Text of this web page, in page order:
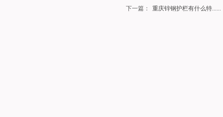
下一篇：
重庆锌钢护栏有什么特......